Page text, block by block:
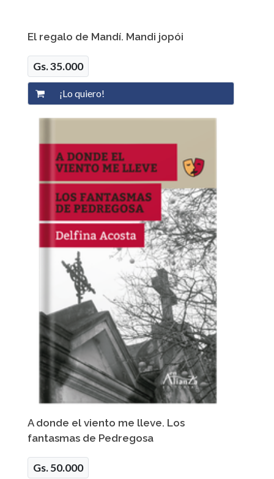
El regalo de Mandí. Mandi jopói
Gs. 35.000
A donde el viento me lleve. Los
fantasmas de Pedregosa
Gs. 50.000